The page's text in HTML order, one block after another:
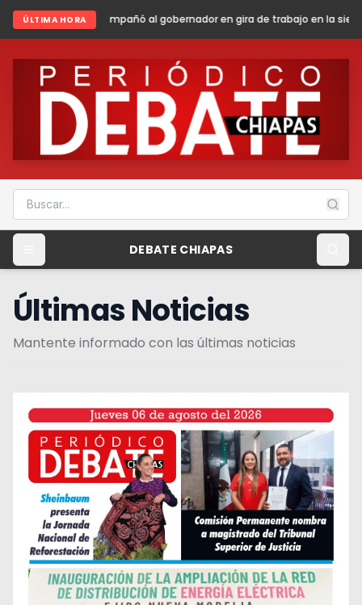
ÚLTIMA HORA
al gobernador en gira de trabajo en la sierra madre de Chiapas
DEBATE CHIAPAS
Últimas Noticias
Mantente informado con las últimas noticias